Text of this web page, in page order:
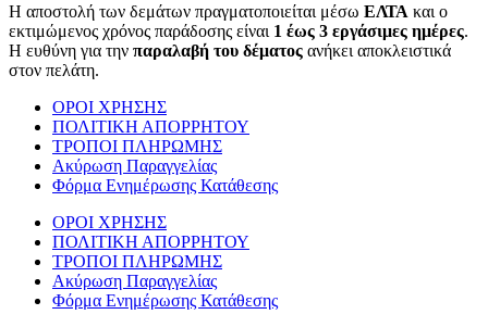
Η αποστολή των δεμάτων πραγματοποιείται μέσω ΕΛΤΑ και ο
εκτιμώμενος χρόνος παράδοσης είναι 1 έως 3 εργάσιμες ημέρες.
Η ευθύνη για την παραλαβή του δέματος ανήκει αποκλειστικά
στον πελάτη.
ΟΡΟΙ ΧΡΗΣΗΣ
ΠΟΛΙΤΙΚΗ ΑΠΟΡΡΗΤΟΥ
ΤΡΟΠΟΙ ΠΛΗΡΩΜΗΣ
Ακύρωση Παραγγελίας
Φόρμα Ενημέρωσης Κατάθεσης
ΟΡΟΙ ΧΡΗΣΗΣ
ΠΟΛΙΤΙΚΗ ΑΠΟΡΡΗΤΟΥ
ΤΡΟΠΟΙ ΠΛΗΡΩΜΗΣ
Ακύρωση Παραγγελίας
Φόρμα Ενημέρωσης Κατάθεσης